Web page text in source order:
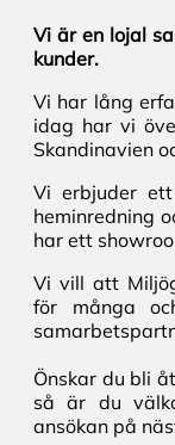
Vi är en lojal
kunder.
Vi har lång
idag har vi
Skandinavien
Vi erbjuder
heminredning
har ett
Vi vill att
för många
Önskar du bli
så är du
ansökan på